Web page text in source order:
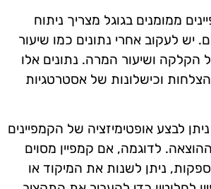
ממומנים בגוגל מצריך ניתוח
יש לעקוב אחרי נתונים כמו שיעור
הקלקה ושיעור המרה. נתונים אלו
וכישלונות של אסטרטגיות
לבצע אופטימיזציה של הקמפיינים
לדוגמה, אם קמפיין מסוים
ניתן לשנות את המיקוד או